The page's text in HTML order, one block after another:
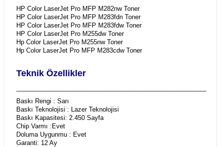
HP Color LaserJet Pro MFP M282nw Toner
HP Color LaserJet Pro MFP M283fdn Toner
HP Color LaserJet Pro MFP M283fdw Toner
HP Color LaserJet Pro M255dw Toner
Hp Color LaserJet Pro M255nw Toner
Hp Color LaserJet Pro MFP M283cdw Toner
Teknik Özellikler
Baskı Rengi : Sarı
Baskı Teknolojisi : Lazer Teknolojisi
Baskı Kapasitesi: 2.450 Sayfa
Chip Varmı :Evet
Doluma Uygunmu : Evet
Garanti: 12 Ay